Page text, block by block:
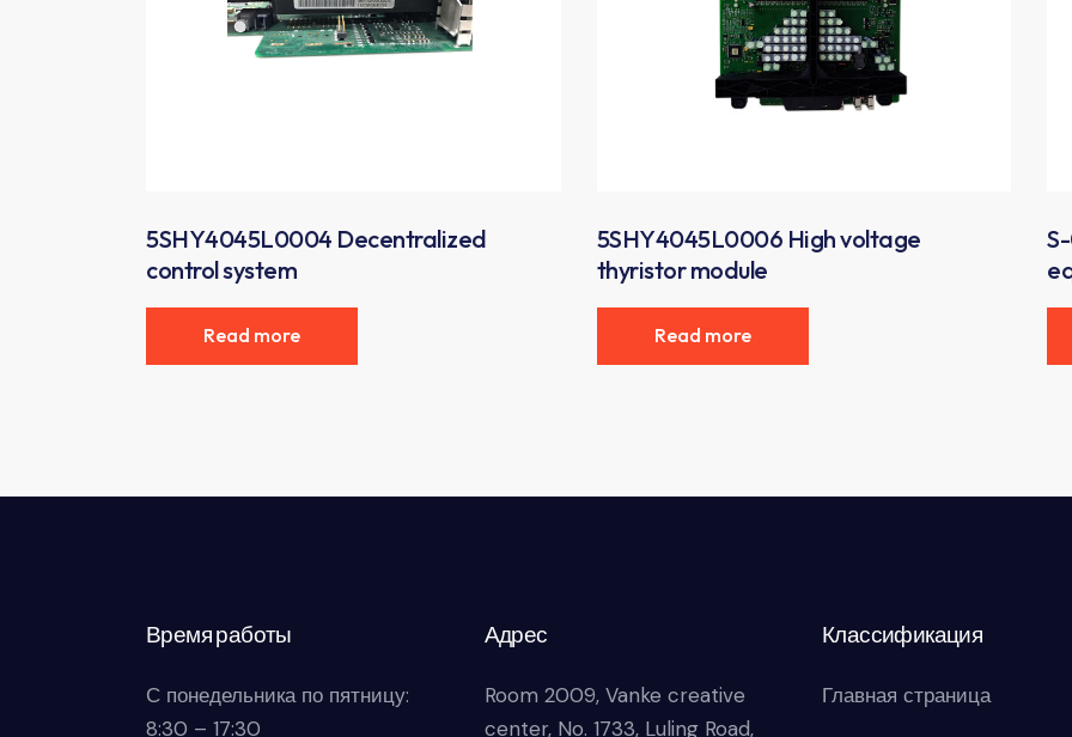
5SHY4045L0004 Decentralized
control system
Read more
5SHY4045L0006 High voltage
thyristor module
Read more
Время работы
С понедельника по пятницу:
8:30 – 17:30
Адрес
Room 2009, Vanke creative
center, No. 1733, Luling Road,
Классификация
Главная страница